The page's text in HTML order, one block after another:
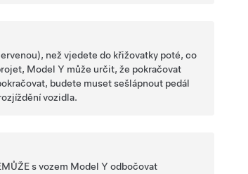
než vjedete do křižovatky poté, co
Model Y může určit, že pokračovat
budete muset sešlápnout pedál
vozidla.
s vozem Model Y odbočovat